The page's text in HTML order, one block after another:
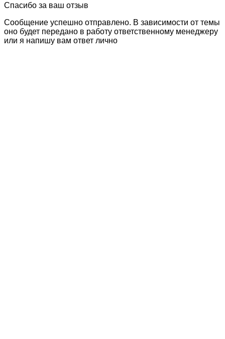
Спасибо за ваш отзыв
Сообщение успешно отправлено. В зависимости от темы
оно будет передано в работу ответственному менеджеру
или я напишу вам ответ лично